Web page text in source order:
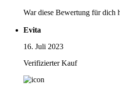
War diese Bewertung für dich
Evita
16. Juli 2023
Verifizierter Kauf